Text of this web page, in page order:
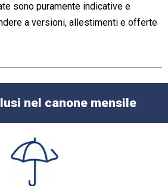
sono puramente indicative e
a versioni, allestimenti e offerte
nel canone mensile